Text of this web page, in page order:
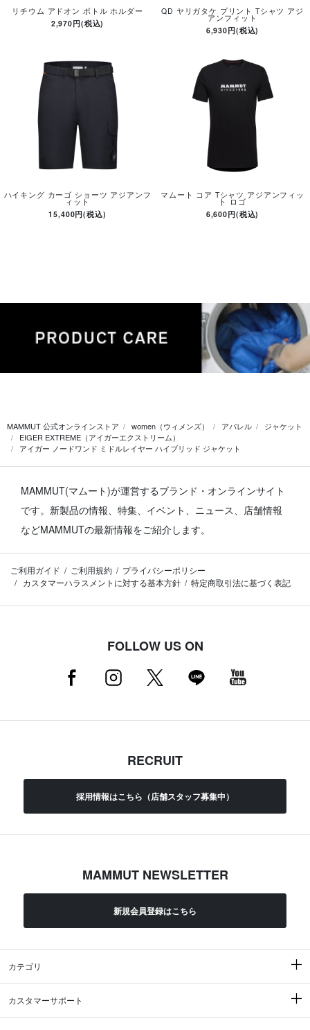
リチウム アドオン ボトル ホルダー
2,970円(税込)
QD ヤリガタケ プリント Tシャツ アジ
アンフィット
6,930円(税込)
ハイキング カーゴ ショーツ アジアンフ
ィット
15,400円(税込)
マムート コア Tシャツ アジアンフィッ
ト ロゴ
6,600円(税込)
MAMMUT 公式オンラインストア women（ウィメンズ） アパレル
ジャケット
EIGER EXTREME（アイガーエクストリーム）
アイガー ノードワンド ミドルレイヤー ハイブリッド ジャケット
MAMMUT(マムート)が運営するブランド・オンラインサイト
です。 新製品の情報、特集、イベント、ニュース、店舗情報
などMAMMUTの最新情報をご紹介します。
ご利用ガイド ご利用規約
プライバシーポリシー
カスタマーハラスメントに対する基本方針
特定商取引法に基づく表記
FOLLOW US ON
RECRUIT
採用情報はこちら（店舗スタッフ募集中）
MAMMUT NEWSLETTER
新規会員登録はこちら
カテゴリ
カスタマーサポート